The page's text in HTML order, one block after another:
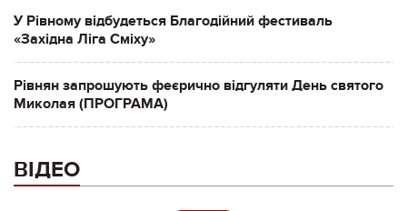
У Рівному відбудеться Благодійний фестиваль
«Західна Ліга Сміху»
Рівнян запрошують феєрично відгуляти День святого
Миколая (ПРОГРАМА)
ВІДЕО